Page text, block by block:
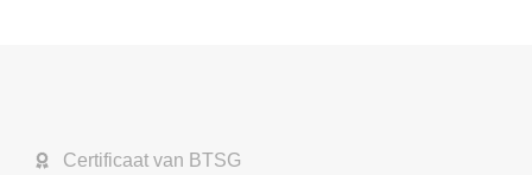
Certificaat van BTSG